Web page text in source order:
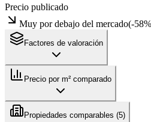
Precio publicado
Muy por debajo del mercado(-58
Factores de valoración
Precio por m² comparado
Propiedades comparables (5)